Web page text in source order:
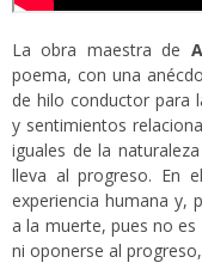
La obra maestra de
poema, con una
de hilo conductor para
y sentimientos
iguales de la
lleva al progreso. En
experiencia humana y,
a la muerte, pues no
ni oponerse al